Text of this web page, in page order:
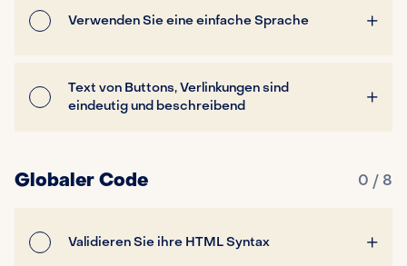
Verwenden Sie eine einfache Sprache
Text von Buttons, Verlinkungen sind
eindeutig und beschreibend
Globaler Code 0 / 8
Validieren Sie ihre HTML Syntax